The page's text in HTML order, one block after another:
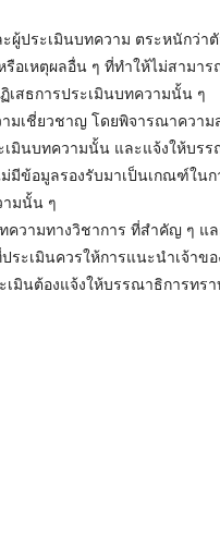
ระเมินบทความ ตระหนักว่าตั
อเหตุผลอื่น ๆ ที่ทําให้ไม่สามา
เสธการประเมินบทความนั้น ๆ
ชี่ยวชาญ โดยพิจารณาความ
มินบทความนั้น และแจ้งให้บร
อมูลรองรับมาเป็นเกณฑ์ในก
ามนั้น ๆ
มทางวิชาการ ที่สําคัญ ๆ แล
ะเมินควรให้การแนะนําเจ้า
มินต้องแจ้งให้บรรณาธิการทรา